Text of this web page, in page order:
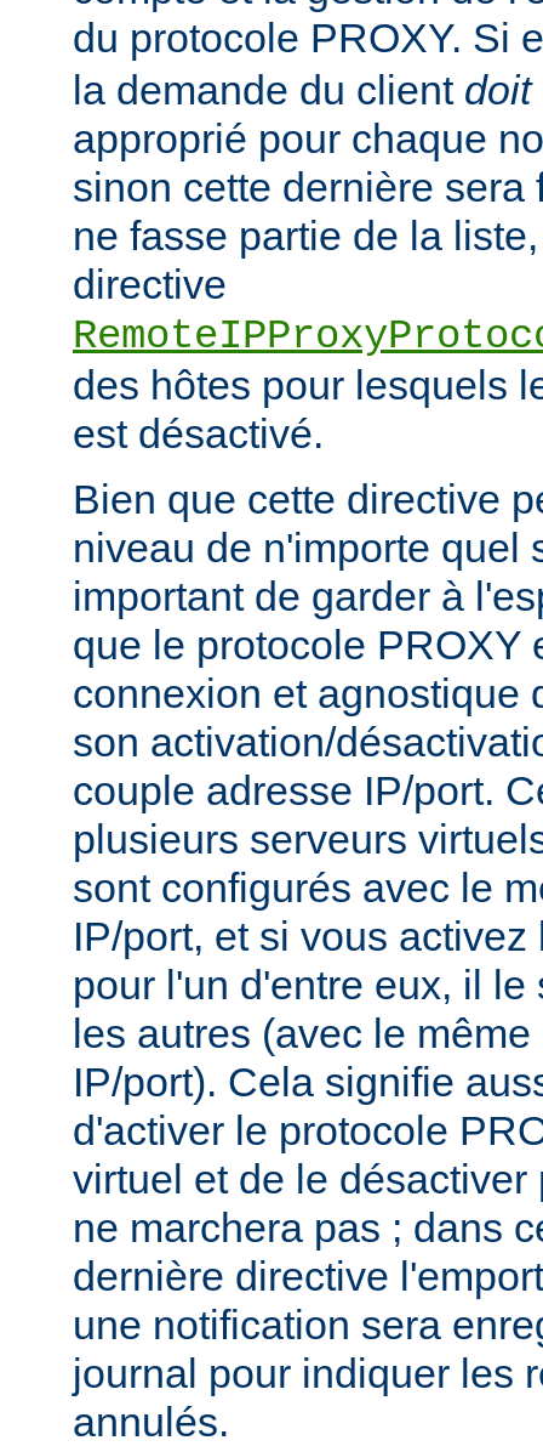
du protocole PROXY. Si
la demande du client doit
approprié pour chaque
sinon cette dernière sera
ne fasse partie de la
directive
des hôtes pour lesquels
est désactivé.
Bien que cette directive
niveau de n'importe quel
important de garder à
que le protocole PROXY
connexion et agnostique
son activation/
couple adresse IP/port.
plusieurs serveurs
sont configurés avec le
IP/port, et si vous
pour l'un d'entre eux, il
les autres (avec le
IP/port). Cela signifie
d'activer le protocole
virtuel et de le
ne marchera pas ; dans
dernière directive
une notification sera
journal pour indiquer les
annulés.